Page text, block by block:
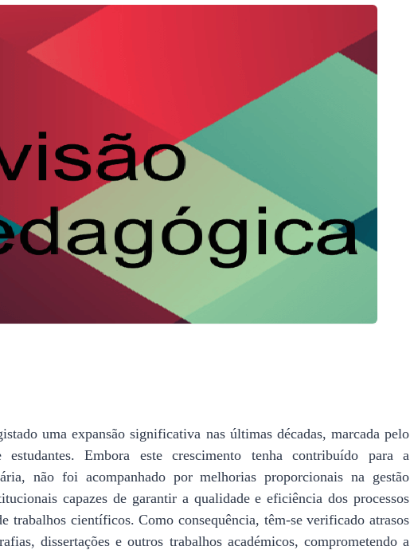
uma expansão significativa nas últimas décadas, marcada pelo
Embora este crescimento tenha contribuído para a
não foi acompanhado por melhorias proporcionais na gestão
capazes de garantir a qualidade e eficiência dos processos
trabalhos científicos. Como consequência, têm-se verificado atrasos
dissertações e outros trabalhos académicos, comprometendo a